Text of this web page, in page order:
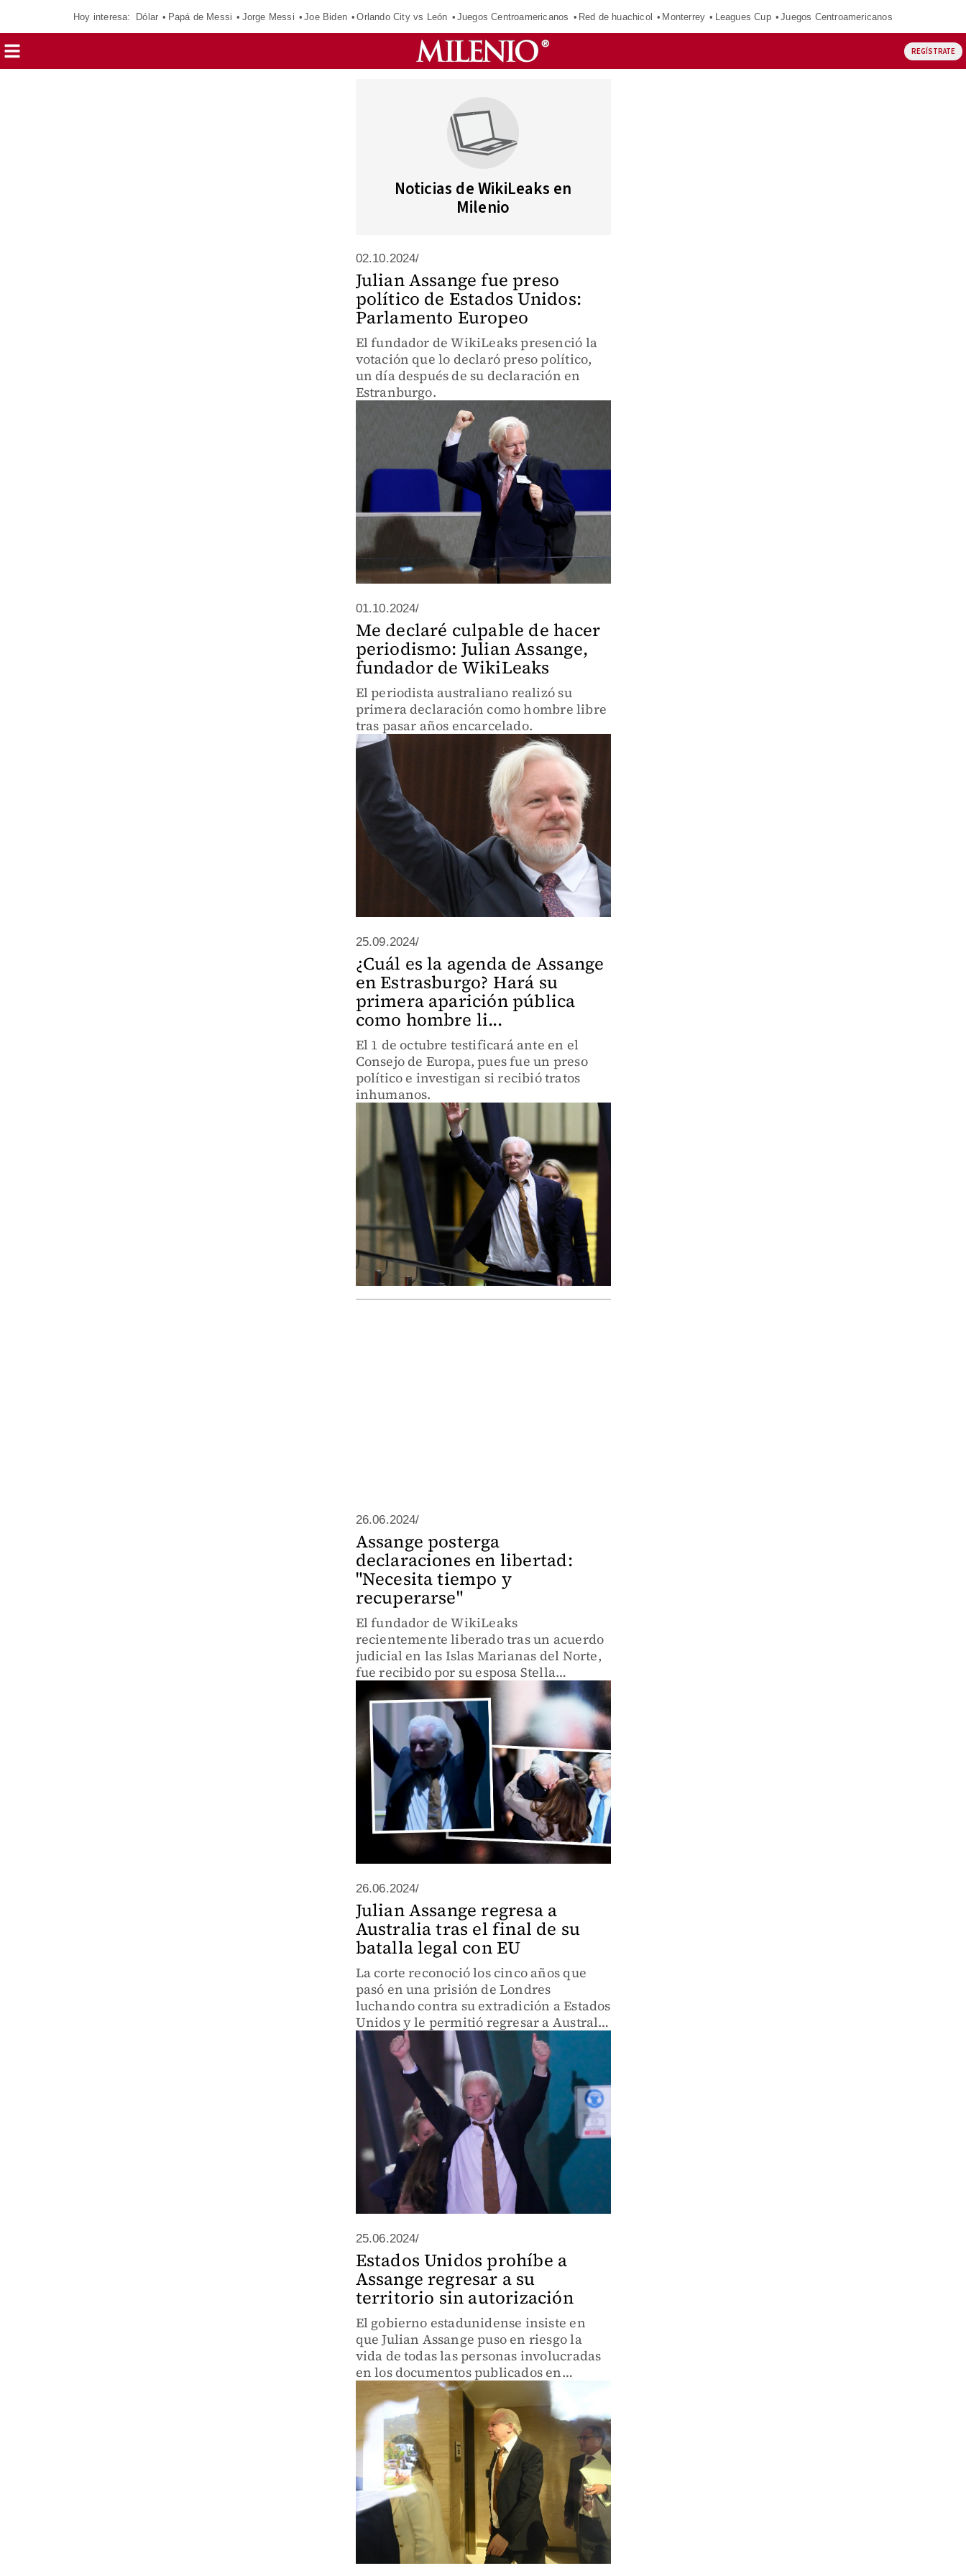
Hoy interesa: Dólar Papá de Messi Jorge Messi Joe Biden Orlando City vs León Juegos Centroamericanos Red de huachicol Monterrey Leagues Cup Juegos Centroamericanos
REGÍSTRATE
Noticias de WikiLeaks en
Milenio
02.10.2024/
Julian Assange fue preso
político de Estados Unidos:
Parlamento Europeo
El fundador de WikiLeaks presenció la
votación que lo declaró preso político,
un día después de su declaración en
Estranburgo.
01.10.2024/
Me declaré culpable de hacer
periodismo: Julian Assange,
fundador de WikiLeaks
El periodista australiano realizó su
primera declaración como hombre libre
tras pasar años encarcelado.
25.09.2024/
¿Cuál es la agenda de Assange
en Estrasburgo? Hará su
primera aparición pública
como hombre li...
El 1 de octubre testificará ante en el
Consejo de Europa, pues fue un preso
político e investigan si recibió tratos
inhumanos.
26.06.2024/
Assange posterga
declaraciones en libertad:
"Necesita tiempo y
recuperarse"
El fundador de WikiLeaks
recientemente liberado tras un acuerdo
judicial en las Islas Marianas del Norte,
fue recibido por su esposa Stella
Assange y su padre en el aeropuerto de
Camberra.
26.06.2024/
Julian Assange regresa a
Australia tras el final de su
batalla legal con EU
La corte reconoció los cinco años que
pasó en una prisión de Londres
luchando contra su extradición a Estados
Unidos y le permitió regresar a Australia
sin cumplir más pena de cárcel.
25.06.2024/
Estados Unidos prohíbe a
Assange regresar a su
territorio sin autorización
El gobierno estadunidense insiste en
que Julian Assange puso en riesgo la
vida de todas las personas involucradas
en los documentos publicados en
WikiLeaks.